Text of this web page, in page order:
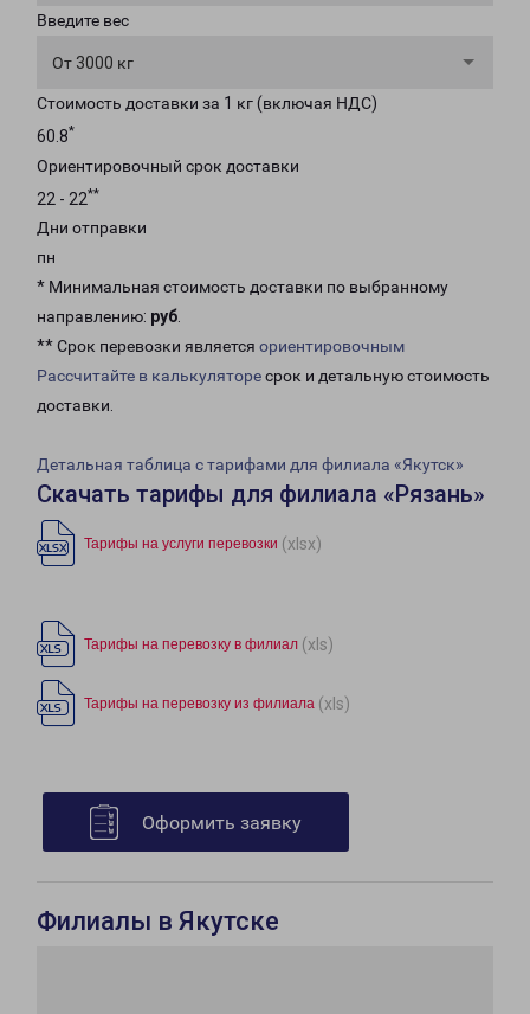
Введите вес
От 3000 кг
Стоимость доставки за 1 кг (включая НДС)
60.8*
Ориентировочный срок доставки
22 - 22**
Дни отправки
пн
* Минимальная стоимость доставки по выбранному
направлению: руб.
** Срок перевозки является ориентировочным
Рассчитайте в калькуляторесрок и детальную стоимость
доставки.
Детальная таблица с тарифами для филиала «Якутск»
Скачать тарифы для филиала «Рязань»
Тарифы на услуги перевозки (xlsx)
Тарифы на перевозку в филиал (xls)
Тарифы на перевозку из филиала (xls)
Оформить заявку
Филиалы в Якутске